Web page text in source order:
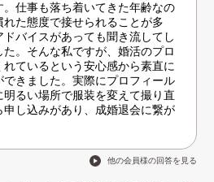
。仕事も落ち着いてきた年齢なの
た態度で接せられることが多
バイスがあっても聞き流してし
。そんな私ですが、婚活のプロ
ているという安心感から素直に
きました。実際にプロフィール
るい場所で服装を変えて撮り直
申し込みがあり、成婚退会に繋が
他の会員様の回答を見る